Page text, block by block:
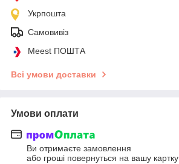
Укрпошта
Самовивіз
Meest ПОШТА
Всі умови доставки
Умови оплати
Ви отримаєте замовлення
або гроші повернуться на вашу картку